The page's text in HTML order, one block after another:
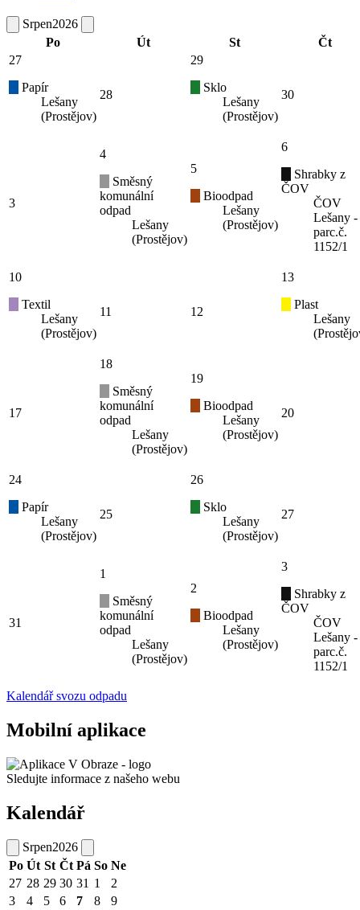
Srpen2026
Po
Út St
Čt
27
Papír
Lešany
(Prostějov)
28
29
Sklo
Lešany
(Prostějov)
30
3
4
Směsný
komunální
odpad
Lešany
(Prostějov)
5
Bioodpad
Lešany
(Prostějov)
6
Shrabky z
ČOV
ČOV
Lešany -
parc.č.
1152/1
10
Textil
Lešany
(Prostějov)
11 12
13
Plast
Lešany
17
18
Směsný
komunální
odpad
Lešany
(Prostějov)
19
Bioodpad
Lešany
(Prostějov)
20
24
Papír
Lešany
(Prostějov)
25
26
Sklo
Lešany
(Prostějov)
27
31
1
Směsný
komunální
odpad
Lešany
(Prostějov)
2
Bioodpad
Lešany
(Prostějov)
3
Shrabky z
ČOV
ČOV
Lešany -
parc.č.
1152/1
Kalendář svozu odpadu
Mobilní aplikace
Sledujte informace z našeho webu
Kalendář
Srpen2026
Po Út St Čt Pá So Ne
27 28 29 30 31 1
2
3
4 5 6 7 8 9